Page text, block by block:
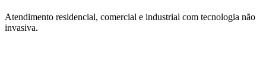
Atendimento residencial, comercial e industrial com tecnologia não
invasiva.